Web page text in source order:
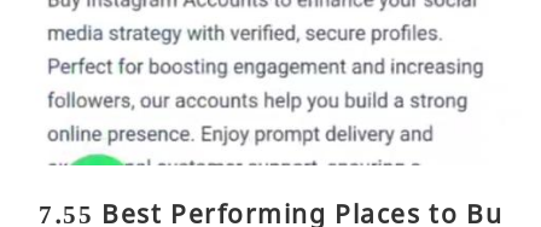
7.55 Best Performing Places to Bu